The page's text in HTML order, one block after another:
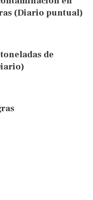
(Diario puntual)
de